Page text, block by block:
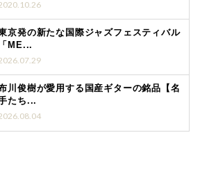
京発の新たな国際ジャズフェスティバル
「ME...
川俊樹が愛用する国産ギターの銘品【名
たち...